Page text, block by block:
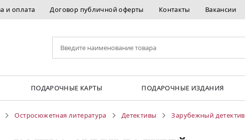
и оплата Договор публичной оферты Контакты Вакансии
ПОДАРОЧНЫЕ КАРТЫ ПОДАРОЧНЫЕ ИЗДАНИЯ
Остросюжетная литература Детективы Зарубежный детектив